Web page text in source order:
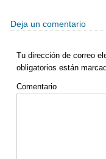
o
k
Deja un comentario
Tu dirección de correo
obligatorios están
Comentario